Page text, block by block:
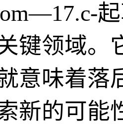
键领域。
意味着落
新的可能